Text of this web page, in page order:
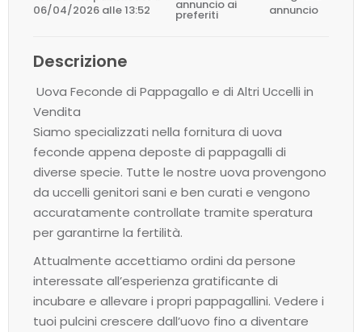
06/04/2026 alle 13:52
annuncio ai
preferiti
annuncio
Descrizione
Uova Feconde di Pappagallo e di Altri Uccelli in
Vendita
Siamo specializzati nella fornitura di uova
feconde appena deposte di pappagalli di
diverse specie. Tutte le nostre uova provengono
da uccelli genitori sani e ben curati e vengono
accuratamente controllate tramite speratura
per garantirne la fertilità.
Attualmente accettiamo ordini da persone
interessate all’esperienza gratificante di
incubare e allevare i propri pappagallini. Vedere i
tuoi pulcini crescere dall’uovo fino a diventare